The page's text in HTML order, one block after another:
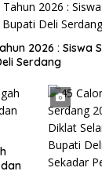
2026 : Siswa
Serdang